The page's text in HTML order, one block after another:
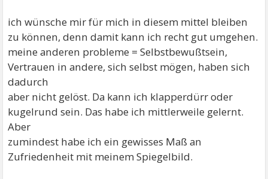
ich wünsche mir für mich in diesem mittel bleiben
zu können, denn damit kann ich recht gut umgehen.
meine anderen probleme = Selbstbewußtsein,
Vertrauen in andere, sich selbst mögen, haben sich
dadurch
aber nicht gelöst. Da kann ich klapperdürr oder
kugelrund sein. Das habe ich mittlerweile gelernt.
Aber
zumindest habe ich ein gewisses Maß an
Zufriedenheit mit meinem Spiegelbild.